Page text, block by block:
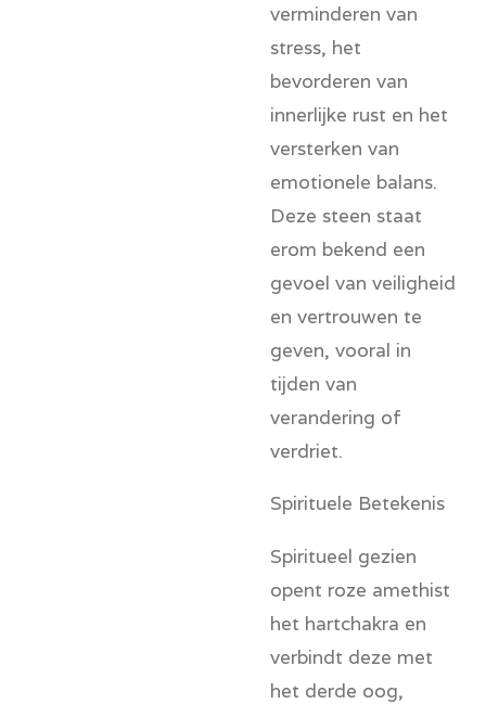
verminderen van
stress, het
bevorderen van
innerlijke rust en het
versterken van
emotionele balans.
Deze steen staat
erom bekend een
gevoel van veiligheid
en vertrouwen te
geven, vooral in
tijden van
verandering of
verdriet.
Spirituele Betekenis
Spiritueel gezien
opent roze amethist
het hartchakra en
verbindt deze met
het derde oog,